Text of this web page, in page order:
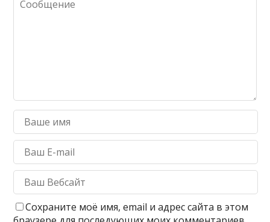
Сохраните моё имя, email и адрес сайта в этом